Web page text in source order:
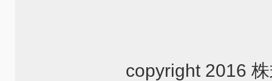
copyright 2016